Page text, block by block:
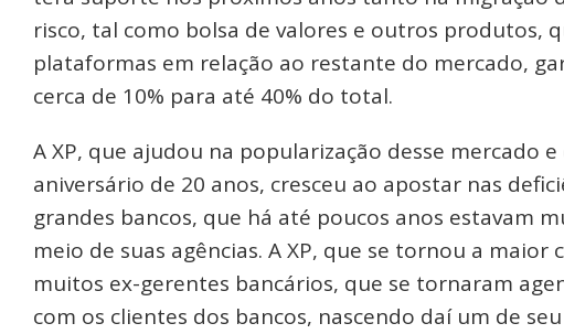
risco, tal como bolsa de valores e outros produtos,
plataformas em relação ao restante do mercado,
cerca de 10% para até 40% do total.
A XP, que ajudou na popularização desse mercado
aniversário de 20 anos, cresceu ao apostar nas
grandes bancos, que há até poucos anos estavam
meio de suas agências. A XP, que se tornou a
muitos ex-gerentes bancários, que se tornaram
com os clientes dos bancos, nascendo daí um de